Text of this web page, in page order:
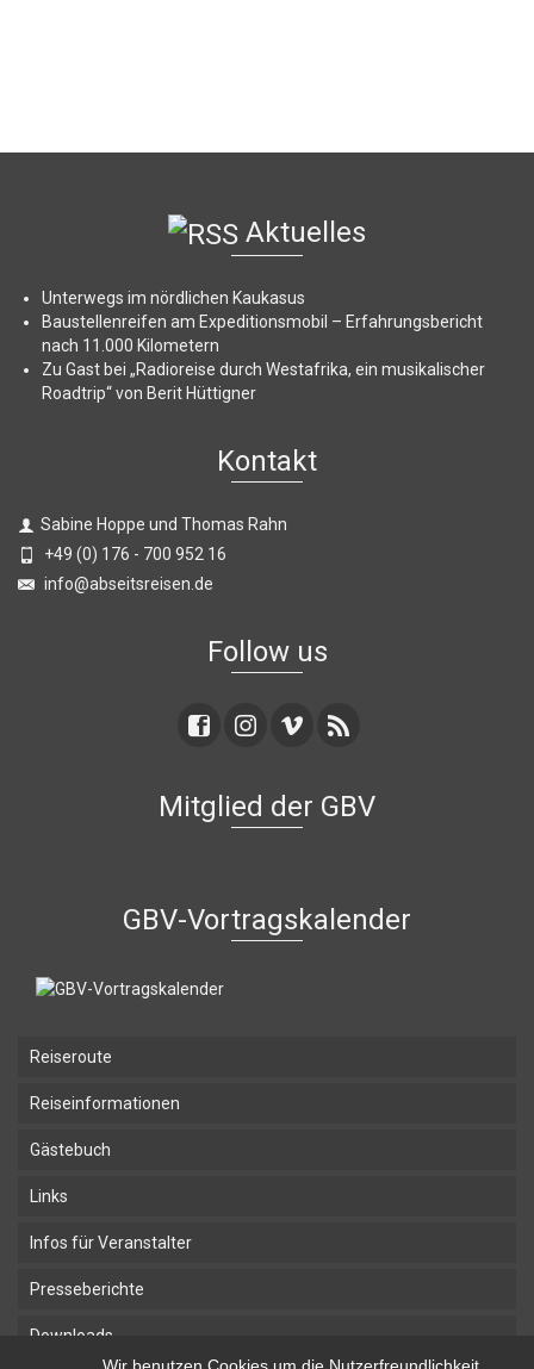
Aktuelles
Unterwegs im nördlichen Kaukasus
Baustellenreifen am Expeditionsmobil – Erfahrungsbericht
nach 11.000 Kilometern
Zu Gast bei „Radioreise durch Westafrika, ein musikalischer
Roadtrip“ von Berit Hüttigner
Kontakt
Sabine Hoppe und Thomas Rahn
+49 (0) 176 - 700 952 16
info@abseitsreisen.de
Follow us
Mitglied der GBV
GBV-Vortragskalender
Reiseroute
Reiseinformationen
Gästebuch
Links
Infos für Veranstalter
Presseberichte
Downloads